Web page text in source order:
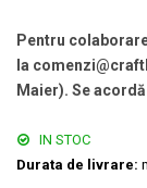
Pentru
la
Maier). Se
IN STOC
Durata de livrare: